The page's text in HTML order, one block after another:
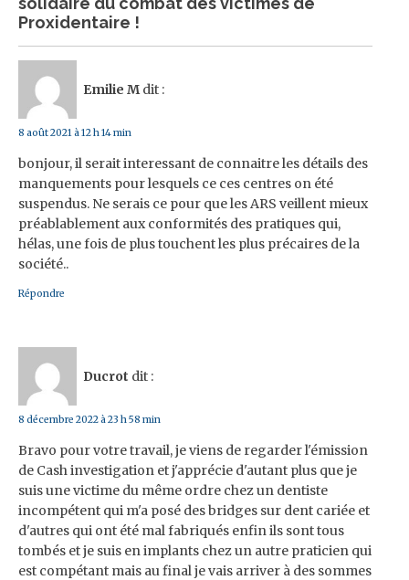
Proxidentaire !
Emilie M dit :
8 août 2021 à 12 h 14 min
bonjour, il serait interessant de connaitre les détails des
manquements pour lesquels ce ces centres on été
suspendus. Ne serais ce pour que les ARS veillent mieux
préablablement aux conformités des pratiques qui,
hélas, une fois de plus touchent les plus précaires de la
société..
Répondre
Ducrot dit :
8 décembre 2022 à 23 h 58 min
Bravo pour votre travail, je viens de regarder l'émission
de Cash investigation et j'apprécie d'autant plus que je
suis une victime du même ordre chez un dentiste
incompétent qui m'a posé des bridges sur dent cariée et
d'autres qui ont été mal fabriqués enfin ils sont tous
tombés et je suis en implants chez un autre praticien qui
est compétant mais au final je vais arriver à des sommes